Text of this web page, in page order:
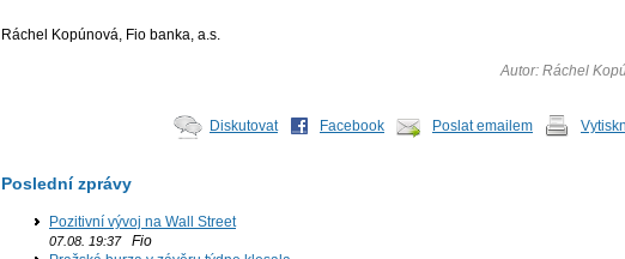
Ráchel Kopúnová, Fio banka, a.s.
Autor: Ráchel
Diskutovat Facebook Poslat emailem
Poslední zprávy
Pozitivní vývoj na Wall Street
07.08. 19:37Fio